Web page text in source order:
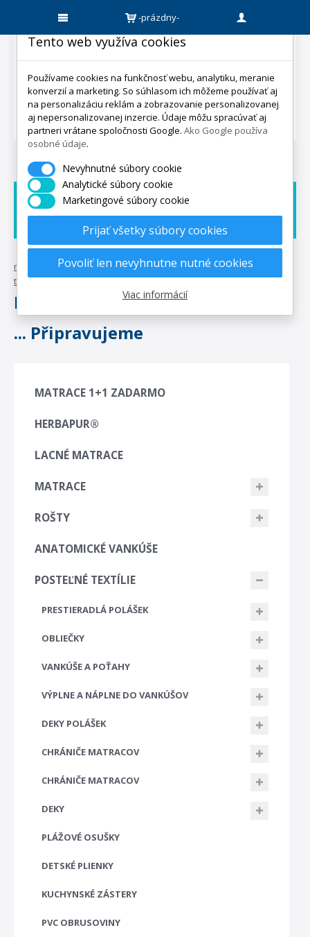
-prázdny-
Doprava zadarmo
Dárek zadarmo
Expedicia do 5 dní
mpo-matrace.sk • posteľné
textílie•kuchyňa•utěrky•ozdobné•duo
Duo
... Připravujeme
MATRACE 1+1 ZADARMO
HERBAPUR®
LACNÉ MATRACE
MATRACE
ROŠTY
ANATOMICKÉ VANKÚŠE
POSTEĽNÉ TEXTÍLIE
PRESTIERADLÁ POLÁŠEK
OBLIEČKY
VANKÚŠE A POŤAHY
VÝPLNE A NÁPLNE DO VANKÚŠOV
DEKY POLÁŠEK
CHRÁNIČE MATRACOV
CHRÁNIČE MATRACOV
DEKY
PLÁŽOVÉ OSUŠKY
DETSKÉ PLIENKY
KUCHYNSKÉ ZÁSTERY
PVC OBRUSOVINY
Tento web využíva cookies
Používame cookies na funkčnosť webu, analytiku, meranie
konverzií a marketing. So súhlasom ich môžeme používať aj
na personalizáciu reklám a zobrazovanie personalizovanej
aj nepersonalizovanej inzercie. Údaje môžu spracúvať aj
partneri vrátane spoločnosti Google. Ako Google používa
osobné údaje.
Nevyhnutné súbory cookie
Analytické súbory cookie
Marketingové súbory cookie
Prijať všetky súbory cookies
Povoliť len nevyhnutne nutné cookies
Viac informácií